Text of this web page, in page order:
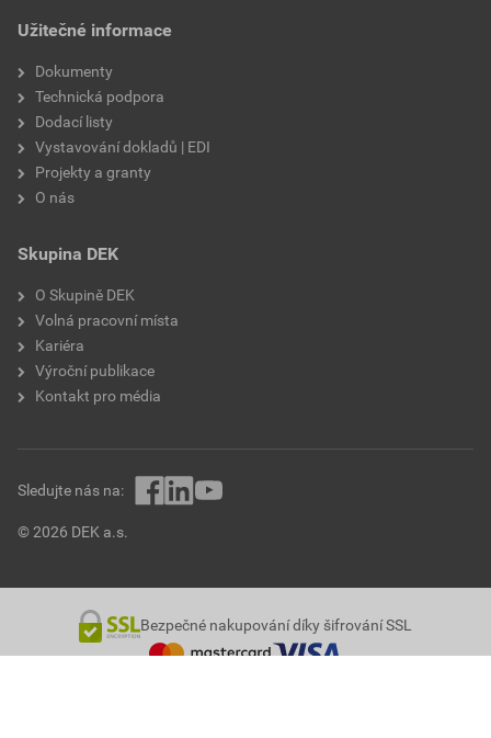
Užitečné informace
Dokumenty
Technická podpora
Dodací listy
Vystavování dokladů | EDI
Projekty a granty
O nás
Skupina DEK
O Skupině DEK
Volná pracovní místa
Kariéra
Výroční publikace
Kontakt pro média
© 2026 DEK a.s.
Sledujte nás na:
Bezpečné nakupování díky šifrování SSL